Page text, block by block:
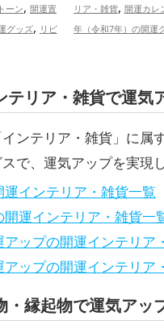
ーン, 開運置
グッズ, リビ
リア・雑貨, 開運カレ
年（令和7年）の開運
事運アップ,健康運ア
運アップ,総合運・全
運気アップ！(金運, 健康運, 家庭運・家族
ンテリア・雑貨」に属
で、運気アップを実現
インテリア・雑貨一覧
運インテリア・雑貨一
ップの開運インテリア
ップの開運インテリア
気アップ！(金運, 健康運, 家庭運・家族